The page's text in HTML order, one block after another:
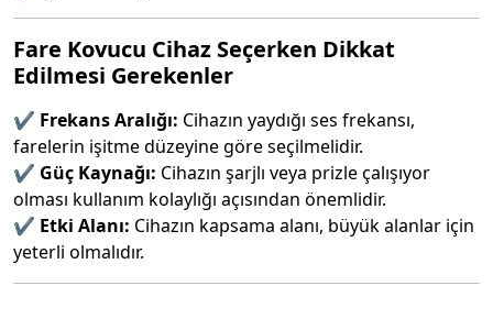
Fare Kovucu Cihaz Seçerken Dikkat
Edilmesi Gerekenler
✔️ Frekans Aralığı: Cihazın yaydığı ses frekansı,
farelerin işitme düzeyine göre seçilmelidir.
✔️ Güç Kaynağı: Cihazın şarjlı veya prizle çalışıyor
olması kullanım kolaylığı açısından önemlidir.
✔️ Etki Alanı: Cihazın kapsama alanı, büyük alanlar için
yeterli olmalıdır.